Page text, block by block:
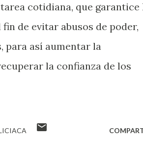
cotidiana, que garantice
de evitar abusos de poder,
para así aumentar la
la confianza de los